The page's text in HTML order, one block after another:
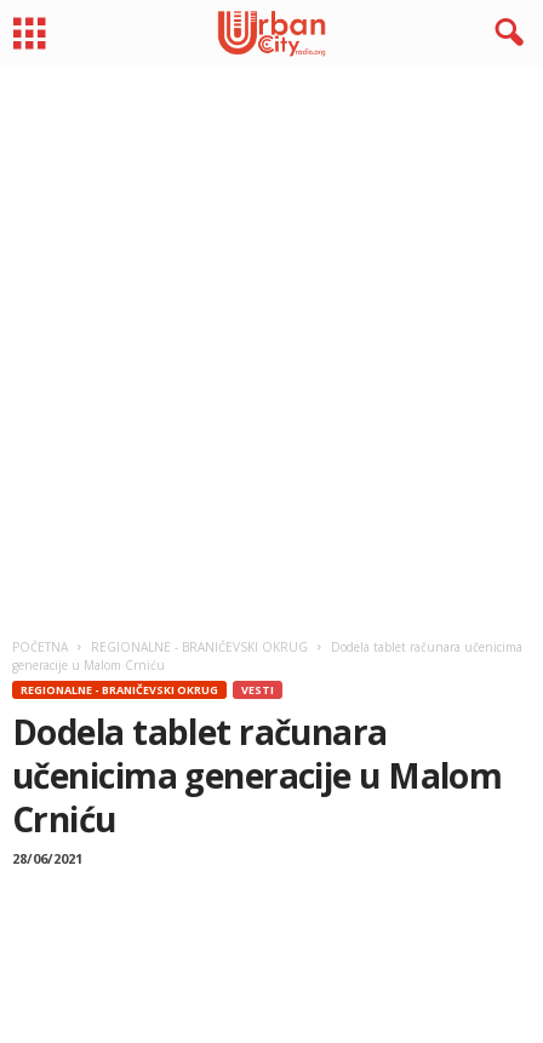
POČETNA REGIONALNE - BRANIČEVSKI OKRUG
Dodela tablet računara učenicima
generacije u Malom Crniću
REGIONALNE - BRANIČEVSKI OKRUG VESTI
Dodela tablet računara
učenicima generacije u Malom
Crniću
28/06/2021